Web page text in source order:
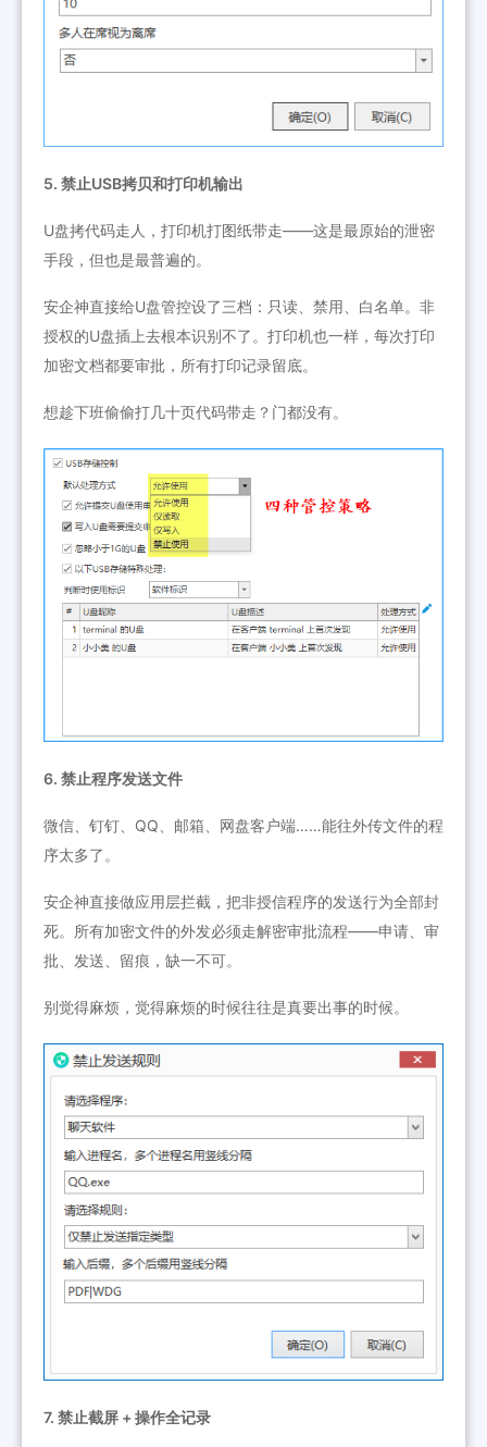
5. 禁止USB拷贝和打印机输出
U盘拷代码走人，打印机打图纸带走——这是最原始的泄密
手段，但也是最普遍的。
安企神直接给U盘管控设了三档：只读、禁用、白名单。非
授权的U盘插上去根本识别不了。打印机也一样，每次打印
加密文档都要审批，所有打印记录留底。
想趁下班偷偷打几十页代码带走？门都没有。
6. 禁止程序发送文件
微信、钉钉、QQ、邮箱、网盘客户端……能往外传文件的程
序太多了。
安企神直接做应用层拦截，把非授信程序的发送行为全部封
死。所有加密文件的外发必须走解密审批流程——申请、审
批、发送、留痕，缺一不可。
别觉得麻烦，觉得麻烦的时候往往是真要出事的时候。
7. 禁止截屏 + 操作全记录